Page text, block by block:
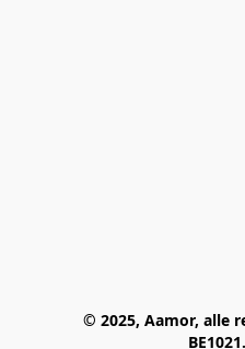
© 2025, Aamor, alle